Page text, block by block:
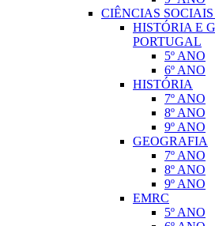
CIÊNCIAS
HISTÓRIA E
PORTUGAL
5º ANO
6º ANO
HISTÓRIA
7º ANO
8º ANO
9º ANO
GEOGRAFIA
7º ANO
8º ANO
9º ANO
EMRC
5º ANO